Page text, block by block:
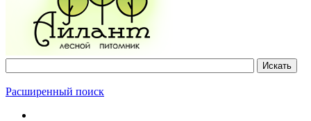
Расширенный поиск